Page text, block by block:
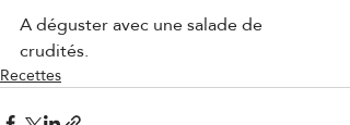
A déguster avec une salade de
crudités.
Recettes